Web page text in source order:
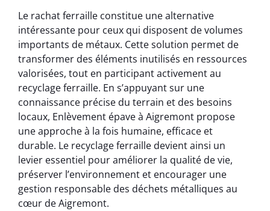
Le rachat ferraille constitue une alternative
intéressante pour ceux qui disposent de volumes
importants de métaux. Cette solution permet de
transformer des éléments inutilisés en ressources
valorisées, tout en participant activement au
recyclage ferraille. En s’appuyant sur une
connaissance précise du terrain et des besoins
locaux, Enlèvement épave à Aigremont propose
une approche à la fois humaine, efficace et
durable. Le recyclage ferraille devient ainsi un
levier essentiel pour améliorer la qualité de vie,
préserver l’environnement et encourager une
gestion responsable des déchets métalliques au
cœur de Aigremont.